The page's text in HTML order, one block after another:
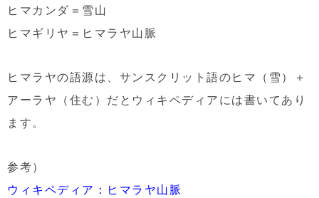
ヒマカンダ＝雪山
ヒマギリヤ＝ヒマラヤ山脈
ヒマラヤの語源は、サンスクリット語のヒマ（雪）＋
アーラヤ（住む）だとウィキペディアには書いてあり
ます。
参考）
ウィキペディア：ヒマラヤ山脈